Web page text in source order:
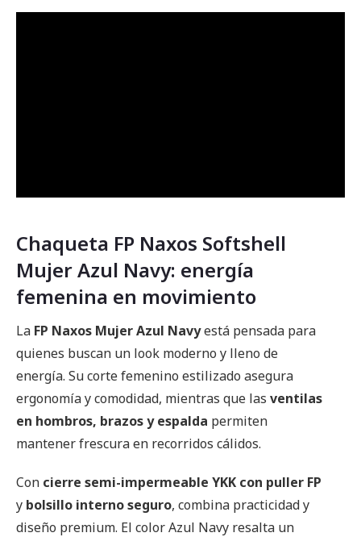
Chaqueta FP Naxos Softshell
Mujer Azul Navy: energía
femenina en movimiento
La FP Naxos Mujer Azul Navyestá pensada para
quienes buscan un look moderno y lleno de
energía. Su corte femenino estilizado asegura
ergonomía y comodidad, mientras que las ventilas
en hombros, brazos y espalda permiten
mantener frescura en recorridos cálidos.
Con cierre semi-impermeable YKK con puller FP
y bolsillo interno seguro, combina practicidad y
diseño premium. El color Azul Navy resalta un